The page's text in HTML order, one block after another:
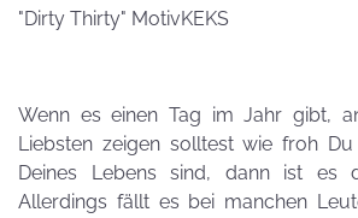
"Dirty Thirty" MotivKEKS
Wenn es einen Tag im Jahr gibt,
Liebsten zeigen solltest wie froh
Deines Lebens sind, dann ist es
Allerdings fällt es bei manchen